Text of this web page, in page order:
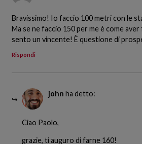
Bravissimo! Io faccio 100 metri con le
Ma se ne faccio 150 per me è come
sento un vincente! È questione di
Rispondi
john ha detto:
Ciao Paolo,
grazie, ti auguro di farne 160!